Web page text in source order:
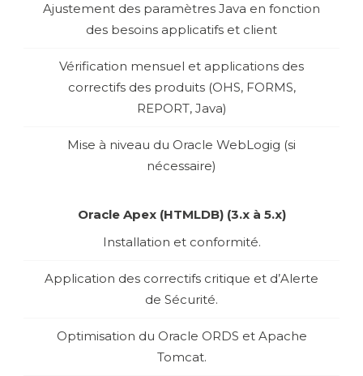
Ajustement des paramètres Java en fonction
des besoins applicatifs et client
Vérification mensuel et applications des
correctifs des produits (OHS, FORMS,
REPORT, Java)
Mise à niveau du Oracle WebLogig (si
nécessaire)
Oracle Apex (HTMLDB) (3.x à 5.x)
Installation et conformité.
Application des correctifs critique et d’Alerte
de Sécurité.
Optimisation du Oracle ORDS et Apache
Tomcat.